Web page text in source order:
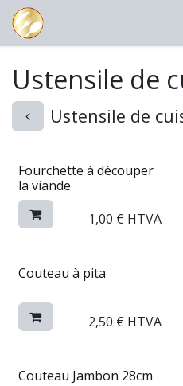
Se rendre au contenu
Ustensile de
Ustensile de
Fourchette à découper
la viande
1,00 € HTVA
Couteau à pita
2,50 € HTVA
Couteau Jambon 28cm